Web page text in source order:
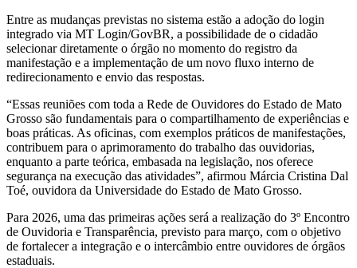
Entre as mudanças previstas no sistema estão a adoção do login
integrado via MT Login/GovBR, a possibilidade de o cidadão
selecionar diretamente o órgão no momento do registro da
manifestação e a implementação de um novo fluxo interno de
redirecionamento e envio das respostas.
“Essas reuniões com toda a Rede de Ouvidores do Estado de Mato
Grosso são fundamentais para o compartilhamento de experiências e
boas práticas. As oficinas, com exemplos práticos de manifestações,
contribuem para o aprimoramento do trabalho das ouvidorias,
enquanto a parte teórica, embasada na legislação, nos oferece
segurança na execução das atividades”, afirmou Márcia Cristina Dal
Toé, ouvidora da Universidade do Estado de Mato Grosso.
Para 2026, uma das primeiras ações será a realização do 3º Encontro
de Ouvidoria e Transparência, previsto para março, com o objetivo
de fortalecer a integração e o intercâmbio entre ouvidores de órgãos
estaduais.